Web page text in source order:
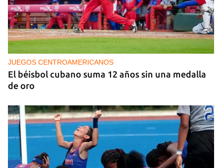
JUEGOS CENTROAMERICANOS
El béisbol cubano suma 12 años sin una medalla
de oro